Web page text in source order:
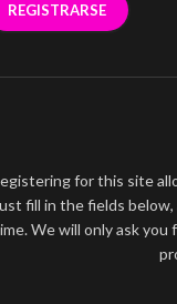
REGISTRARSE
for this site
fill in the fields
We will only ask